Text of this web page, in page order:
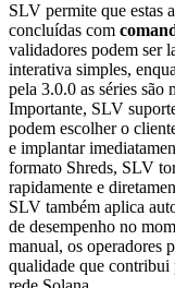
SLV permite que estas
concluídas com
validadores podem ser
interativa simples,
pela 3.0.0 as séries são
Importante, SLV
podem escolher o
e implantar
formato Shreds, SLV
rapidamente e
SLV também aplica
de desempenho no
manual, os operadores
qualidade que contribui